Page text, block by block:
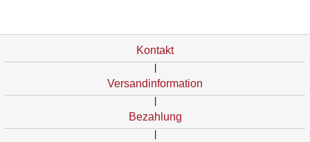
Kontakt
Versandinformation
Bezahlung